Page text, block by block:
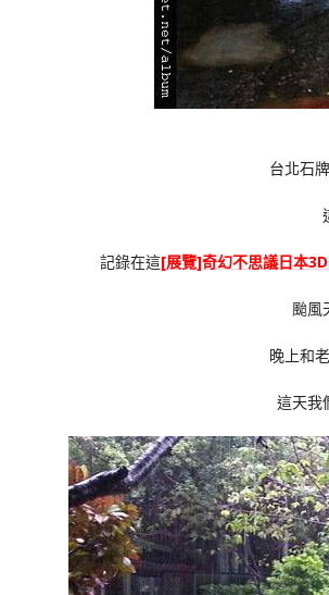
台北石
記錄在這[展覽]奇幻不思議日本
颱風
晚上和
這天我